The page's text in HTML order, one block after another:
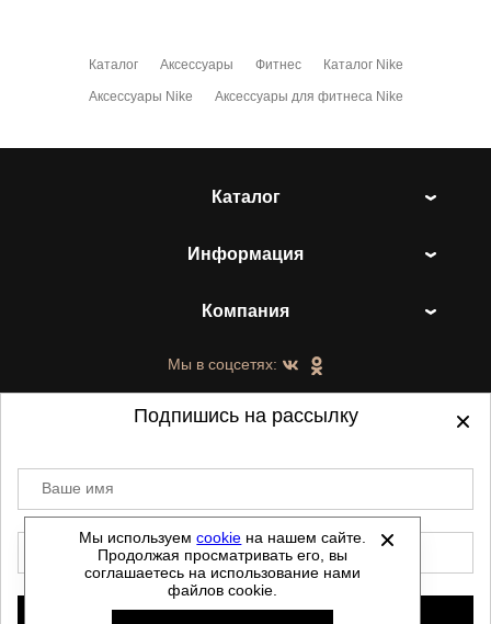
Каталог Аксессуары Фитнес Каталог Nike
Аксессуары Nike Аксессуары для фитнеса Nike
Каталог
Информация
Компания
Мы в соцсетях:
©2021-2026 - ShoesTown.ru - все права
защищены.
Данный сайт не является интернет магазином и
не является публичной офертой.
Политика обработки персональных данных
Мы используемcookie на нашем сайте.
Продолжая просматривать его, вы
соглашаетесь на использование нами
файлов cookie.
Подпишись на рассылку
Ваше имя